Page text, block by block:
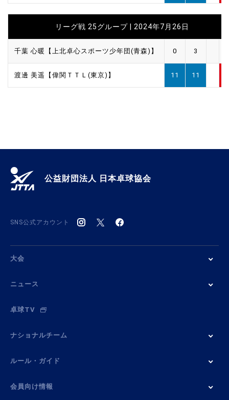
リーグ戦 25グループ | 2024年7月26日
千葉 心暖【上北卓心スポーツ少年団(青森)】 0 3
渡邊 美遥【偉関ＴＴＬ(東京)】 11 11
公益財団法人 日本卓球協会
SNS公式アカウント
大会
ニュース
卓球TV
ナショナルチーム
ルール・ガイド
会員向け情報